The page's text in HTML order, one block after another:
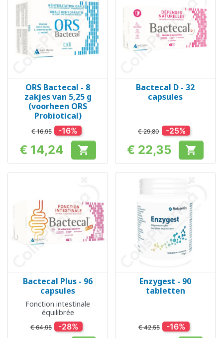
ORS Bactecal - 8
zakjes van 5,25 g
(voorheen ORS
Probiotical)
€ 16,95 -16%
Prijs
€ 14,24 
Bactecal D - 32
capsules
€ 29,80 -25%
Prijs
€ 22,35 
Bactecal Plus - 96
capsules
Fonction intestinale
équilibrée
€ 64,95 -28%
Enzygest - 90
tabletten
€ 42,55 -16%